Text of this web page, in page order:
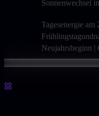
Sonnenwechsel
Tagesenergie am
Neujahrsbeginn |